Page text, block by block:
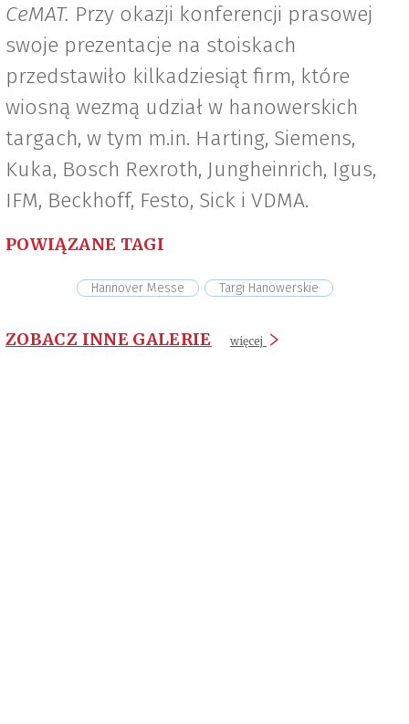
CeMAT. Przy okazji konferencji prasowej
swoje prezentacje na stoiskach
przedstawiło kilkadziesiąt firm, które
wiosną wezmą udział w hanowerskich
targach, w tym m.in. Harting, Siemens,
Kuka, Bosch Rexroth, Jungheinrich, Igus,
IFM, Beckhoff, Festo, Sick i VDMA.
POWIĄZANE TAGI
Hannover Messe Targi Hanowerskie
ZOBACZ INNE GALERIE więcej